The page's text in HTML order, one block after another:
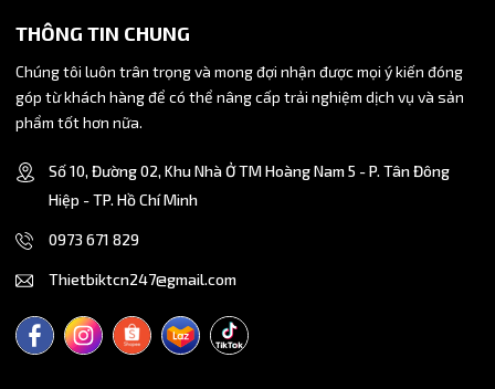
THÔNG TIN CHUNG
Chúng tôi luôn trân trọng và mong đợi nhận được mọi ý kiến đóng
góp từ khách hàng để có thể nâng cấp trải nghiệm dịch vụ và sản
phẩm tốt hơn nữa.
Số 10, Đường 02, Khu Nhà Ở TM Hoàng Nam 5 - P. Tân Đông
Hiệp - TP. Hồ Chí Minh
0973 671 829
Thietbiktcn247@gmail.com